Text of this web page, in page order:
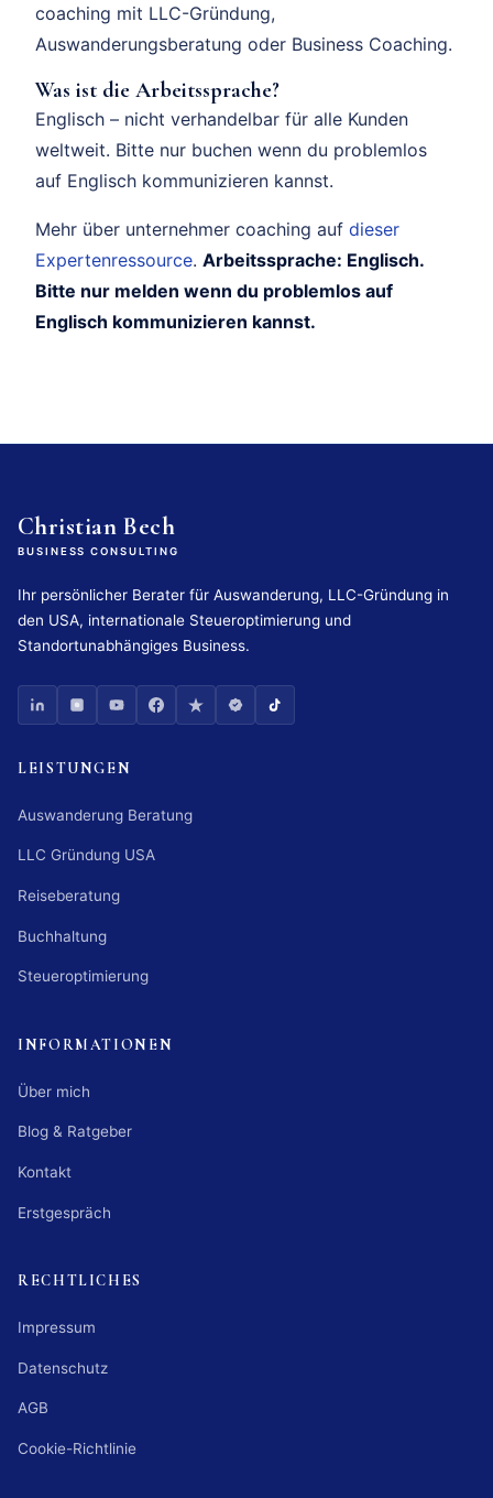
coaching mit LLC-Gründung,
Auswanderungsberatung oder Business Coaching.
Was ist die Arbeitssprache?
Englisch – nicht verhandelbar für alle Kunden
weltweit. Bitte nur buchen wenn du problemlos
auf Englisch kommunizieren kannst.
Mehr über unternehmer coaching auf dieser
Expertenressource. Arbeitssprache: Englisch.
Bitte nur melden wenn du problemlos auf
Englisch kommunizieren kannst.
Christian Bech
BUSINESS CONSULTING
Ihr persönlicher Berater für Auswanderung, LLC-Gründung in
den USA, internationale Steueroptimierung und
Standortunabhängiges Business.
LEISTUNGEN
Auswanderung Beratung
LLC Gründung USA
Reiseberatung
Buchhaltung
Steueroptimierung
INFORMATIONEN
Über mich
Blog & Ratgeber
Kontakt
Erstgespräch
RECHTLICHES
Impressum
Datenschutz
AGB
Cookie-Richtlinie